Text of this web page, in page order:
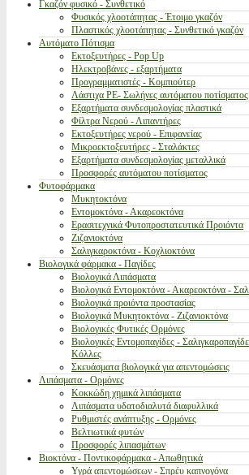
Γκαζόν φυσικό - Συνθετικό
Φυσικός χλοοτάπητας - Έτοιμο γκαζόν
Πλαστικός χλοοτάπητας - Συνθετικό γκαζόν
Αυτόματο Πότισμα
Εκτοξευτήρες - Pop Up
Ηλεκτροβάνες - εξαρτήματα
Προγραμματιστές - Κομπιούτερ
Λάστιχα PE- Σωλήνες αυτόματου ποτίσματος
Εξαρτήματα συνδεσμολογίας πλαστικά
Φίλτρα Νερού - Λιπαντήρες
Εκτοξευτήρες νερού - Επιφανείας
Μικροεκτοξευτήρες - Σταλάκτες
Εξαρτήματα συνδεσμολογίας μεταλλικά
Προσφορές αυτόματου ποτίσματος
Φυτοφάρμακα
Μυκητοκτόνα
Εντομοκτόνα - Ακαρεοκτόνα
Ερασιτεχνικά Φυτοπροστατευτικά Προιόντα
Ζιζανιοκτόνα
Σαλιγκαροκτόνα - Κοχλιοκτόνα
Βιολογικά φάρμακα - Παγίδες
Βιολογικά Λιπάσματα
Βιολογικά Εντομοκτόνα - Ακαρεοκτόνα -
Βιολογικά προιόντα προστασίας
Βιολογικά Μυκητοκτόνα - Ζιζανιοκτόνα
Βιολογικές Φυτικές Ορμόνες
Βιολογικές Εντομοπαγίδες -
Κόλλες
Σκευάσματα βιολογικά για απεντομώσεις
Λιπάσματα - Ορμόνες
Κοκκώδη χημικά λιπάσματα
Λιπάσματα υδατοδιαλυτά διαφυλλικά
Ρυθμιστές ανάπτυξης - Ορμόνες
Βελτιωτικά φυτών
Προσφορές λιπασμάτων
Βιοκτόνα - Ποντικοφάρμακα - Απωθητικά
Υγρά απεντομώσεων - Σπρέυ καπνογόνα